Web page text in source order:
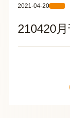
2021-04-20
210420